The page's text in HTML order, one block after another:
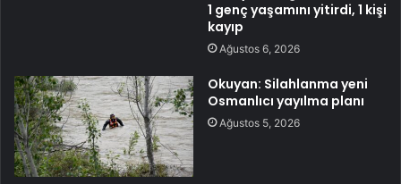
1 genç yaşamını yitirdi, 1 kişi
kayıp
Ağustos 6, 2026
Okuyan: Silahlanma yeni
Osmanlıcı yayılma planı
Ağustos 5, 2026